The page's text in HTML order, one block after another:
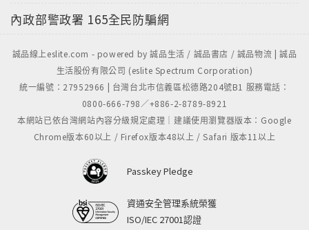
內政部警政署 165全民防騙網
誠品線上eslite.com - powered by 誠品生活 / 誠品書店 / 誠品物流 | 誠品
生活股份有限公司 (eslite Spectrum Corporation)
統一編號：27952966 | 台灣台北市信義區松德路204號B1 服務電話：
0800-666-798／+886-2-8789-8921
本網站已依台灣網站內容分級規定處理｜建議使用瀏覽器版本：Google
Chrome版本60以上 / Firefox版本48以上 / Safari 版本11以上
Passkey Pledge
資通安全管理系統榮獲
ISO/IEC 27001認證